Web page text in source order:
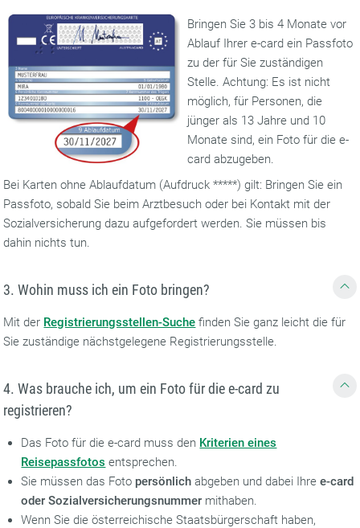
Bringen Sie 3 bis 4 Monate vor
Ablauf Ihrer e-card ein Passfoto
zu der für Sie zuständigen
Stelle. Achtung: Es ist nicht
möglich, für Personen, die
jünger als 13 Jahre und 10
Monate sind, ein Foto für die e-
card abzugeben.
Bei Karten ohne Ablaufdatum (Aufdruck *****) gilt: Bringen Sie ein
Passfoto, sobald Sie beim Arztbesuch oder bei Kontakt mit der
Sozialversicherung dazu aufgefordert werden. Sie müssen bis
dahin nichts tun.
3. Wohin muss ich ein Foto bringen?
Mit der Registrierungsstellen-Suche finden Sie ganz leicht die für
Sie zuständige nächstgelegene Registrierungsstelle.
4. Was brauche ich, um ein Foto für die e-card zu
registrieren?
Das Foto für die e-card muss den Kriterien eines
Reisepassfotos entsprechen.
Sie müssen das Foto persönlich abgeben und dabei Ihree-card
oder Sozialversicherungsnummer mithaben.
Wenn Sie die österreichische Staatsbürgerschaft haben,